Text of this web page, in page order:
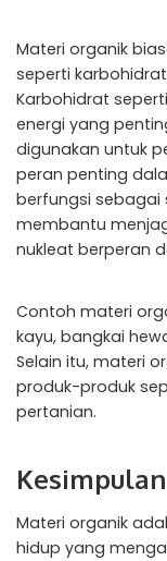
Materi organik
seperti
Karbohidrat
energi yang
digunakan untuk
peran penting
berfungsi sebagai
membantu
nukleat berperan
Contoh materi
kayu, bangkai
Selain itu, materi
produk-produk
pertanian.
Kesimpulan
Materi organik
hidup yang